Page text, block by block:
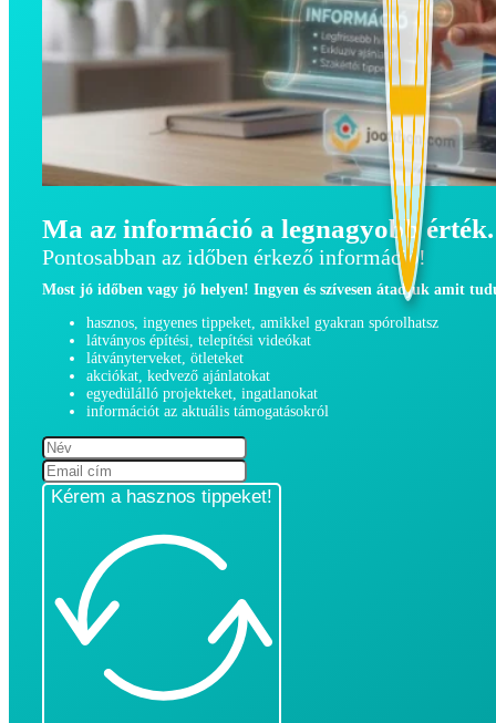
Ma az információ a legnagyobb érték.
Pontosabban az időben érkező információ!
Most jó időben vagy jó helyen! Ingyen és szívesen átadjuk amit
hasznos, ingyenes tippeket, amikkel gyakran spórolhatsz
látványos építési, telepítési videókat
látványterveket, ötleteket
akciókat, kedvező ajánlatokat
egyedülálló projekteket, ingatlanokat
információt az aktuális támogatásokról
Kérem a hasznos tippeket!